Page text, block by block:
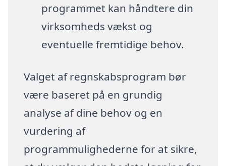
programmet kan håndtere din
virksomheds vækst og
eventuelle fremtidige behov.
Valget af regnskabsprogram bør
være baseret på en grundig
analyse af dine behov og en
vurdering af
programmulighederne for at sikre,